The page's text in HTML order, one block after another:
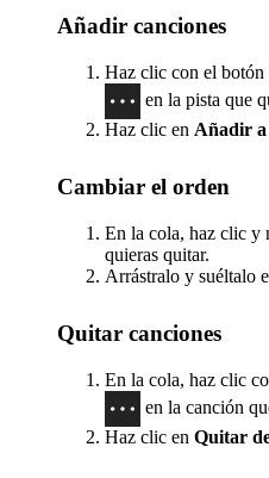
Añadir canciones
Haz clic con el botón
en la pista que
Haz clic en Añadir a
Cambiar el orden
En la cola, haz clic y
quieras quitar.
Arrástralo y suéltalo
Quitar canciones
En la cola, haz clic
en la canción
Haz clic en Quitar